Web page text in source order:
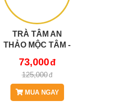
TRÀ TÂM AN
THẢO MỘC TÂM -
THIỆN GIẤC NGỦ
(HỘP 30 TÚI LỌC)
73,000
125,000
MUA NGAY